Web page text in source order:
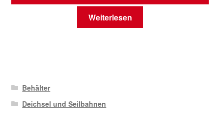
Weiterlesen
Behälter
Deichsel und Seilbahnen